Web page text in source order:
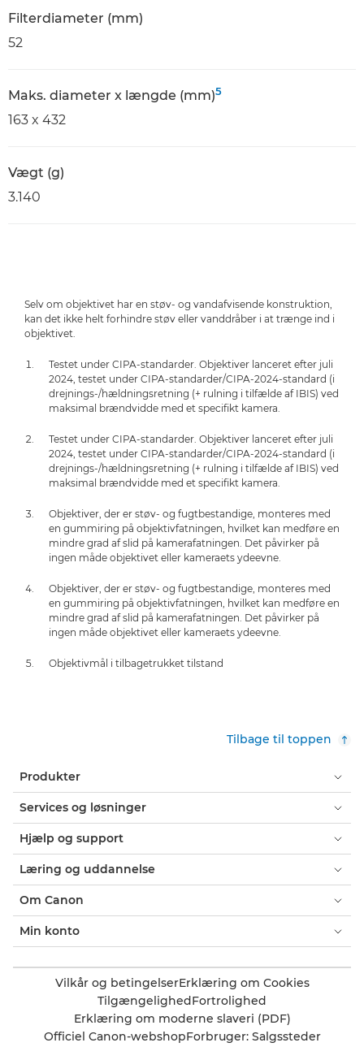
Filterdiameter (mm)
52
Maks. diameter x længde (mm)5
163 x 432
Vægt (g)
3.140
Selv om objektivet har en støv- og vandafvisende konstruktion,
kan det ikke helt forhindre støv eller vanddråber i at trænge ind i
objektivet.
Testet under CIPA-standarder. Objektiver lanceret efter juli
2024, testet under CIPA-standarder/CIPA-2024-standard (i
drejnings-/hældningsretning (+ rulning i tilfælde af IBIS) ved
maksimal brændvidde med et specifikt kamera.
Testet under CIPA-standarder. Objektiver lanceret efter juli
2024, testet under CIPA-standarder/CIPA-2024-standard (i
drejnings-/hældningsretning (+ rulning i tilfælde af IBIS) ved
maksimal brændvidde med et specifikt kamera.
Objektiver, der er støv- og fugtbestandige, monteres med
en gummiring på objektivfatningen, hvilket kan medføre en
mindre grad af slid på kamerafatningen. Det påvirker på
ingen måde objektivet eller kameraets ydeevne.
Objektiver, der er støv- og fugtbestandige, monteres med
en gummiring på objektivfatningen, hvilket kan medføre en
mindre grad af slid på kamerafatningen. Det påvirker på
ingen måde objektivet eller kameraets ydeevne.
Objektivmål i tilbagetrukket tilstand
Tilbage til toppen
Produkter
Services og løsninger
Hjælp og support
Læring og uddannelse
Om Canon
Min konto
Vilkår og betingelserErklæring om Cookies
TilgængelighedFortrolighed
Erklæring om moderne slaveri (PDF)
Officiel Canon-webshopForbruger: Salgssteder